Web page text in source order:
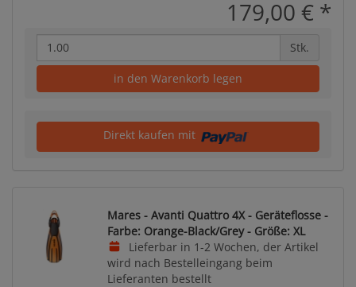
179,00 € *
Stk.
in den Warenkorb legen
Direkt kaufen mit
Mares - Avanti Quattro 4X - Geräteflosse -
Farbe: Orange-Black/Grey - Größe: XL
Lieferbar in 1-2 Wochen, der Artikel
wird nach Bestelleingang beim
Lieferanten bestellt